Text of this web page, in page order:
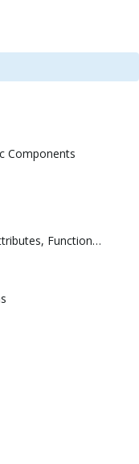
Components
Referencing Dynamic Component Attributes, Functions, HTML Tags, and Operators